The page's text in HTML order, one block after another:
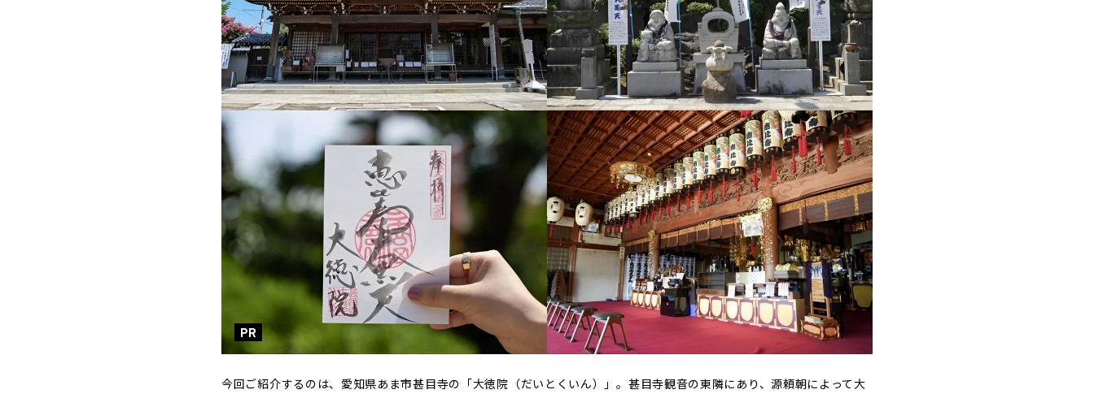
PR
今回ご紹介するのは、愛知県あま市甚目寺の「大徳院（だいとくいん）」。甚目寺観音の東隣にあり、源頼朝によって大